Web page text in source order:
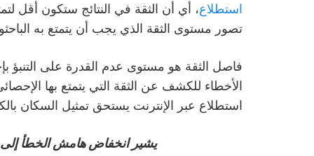
استطلاع، أي أن الثقة في النتائج ستكون أقل
تصور مستوى الثقة الذي يجب أن يتمتع به
فاصل الثقة هو مستوى عدم القدرة على التنبؤ
الأخطاء للكشف عن الثقة التي يتمتع بها
استطلاع عبر الإنترنت يستحق تمثيل السكان
يشير انخفاض هامش الخطأ إلى